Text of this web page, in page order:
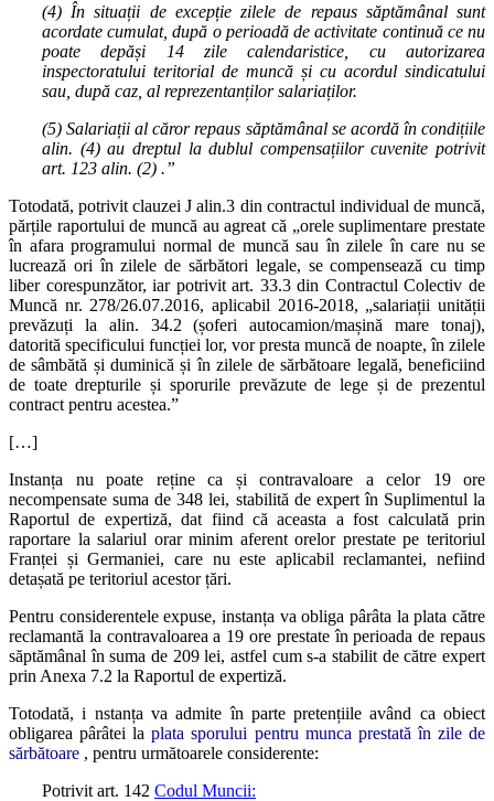
(4) În situații de excepție zilele de repaus săptămânal sunt
acordate cumulat, după o perioadă de activitate continuă ce nu
poate depăși 14 zile calendaristice, cu autorizarea
inspectoratului teritorial de muncă și cu acordul sindicatului
sau, după caz, al reprezentanților salariaților.
(5) Salariații al căror repaus săptămânal se acordă în condițiile
alin. (4) au dreptul la dublul compensațiilor cuvenite potrivit
art. 123 alin. (2) .”
Totodată, potrivit clauzei J alin.3 din contractul individual de muncă,
părțile raportului de muncă au agreat că „orele suplimentare prestate
în afara programului normal de muncă sau în zilele în care nu se
lucrează ori în zilele de sărbători legale, se compensează cu timp
liber corespunzător, iar potrivit art. 33.3 din Contractul Colectiv de
Muncă nr. 278/26.07.2016, aplicabil 2016-2018, „salariații unității
prevăzuți la alin. 34.2 (șoferi autocamion/mașină mare tonaj),
datorită specificului funcției lor, vor presta muncă de noapte, în zilele
de sâmbătă și duminică și în zilele de sărbătoare legală, beneficiind
de toate drepturile și sporurile prevăzute de lege și de prezentul
contract pentru acestea.”
[…]
Instanța nu poate reține ca și contravaloare a celor 19 ore
necompensate suma de 348 lei, stabilită de expert în Suplimentul la
Raportul de expertiză, dat fiind că aceasta a fost calculată prin
raportare la salariul orar minim aferent orelor prestate pe teritoriul
Franței și Germaniei, care nu este aplicabil reclamantei, nefiind
detașată pe teritoriul acestor țări.
Pentru considerentele expuse, instanța va obliga pârâta la plata către
reclamantă la contravaloarea a 19 ore prestate în perioada de repaus
săptămânal în suma de 209 lei, astfel cum s-a stabilit de către expert
prin Anexa 7.2 la Raportul de expertiză.
Totodată, i nstanța va admite în parte pretențiile având ca obiect
obligarea pârâtei laplata sporului pentru munca prestată în zile de
sărbătoare , pentru următoarele considerente:
Potrivit art. 142 Codul Muncii: